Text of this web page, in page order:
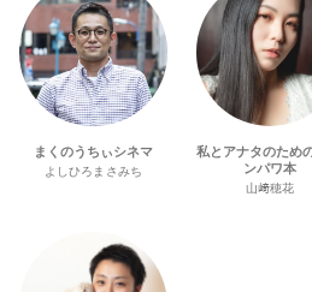
まくのうちぃシネマ
よしひろまさみち
私とアナタのため
ンパワ本
山﨑穂花